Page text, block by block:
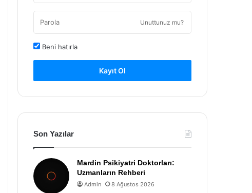
Unuttunuz mu?
Beni hatırla
Kayıt Ol
Son Yazılar
Mardin Psikiyatri Doktorları:
Uzmanların Rehberi
Admin 8 Ağustos 2026